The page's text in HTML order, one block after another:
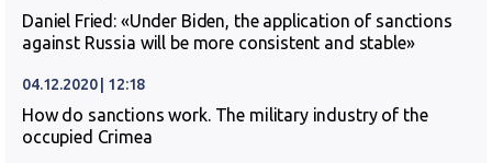
Daniel Fried: «Under Biden, the application of sanctions
against Russia will be more consistent and stable»
04.12.2020 | 12:18
How do sanctions work. The military industry of the
occupied Crimea